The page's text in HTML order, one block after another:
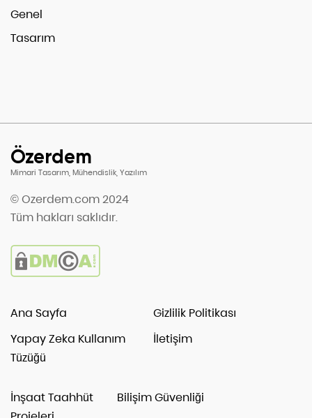
Genel
Tasarım
Özerdem
Mimari Tasarım, Mühendislik, Yazılım
© Ozerdem.com 2024
Tüm hakları saklıdır.
Ana Sayfa
Gizlilik Politikası
Yapay Zeka Kullanım
Tüzüğü
İletişim
İnşaat Taahhüt
Bilişim Güvenliği